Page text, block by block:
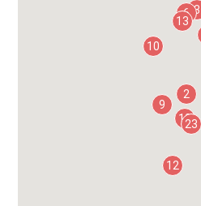
2
3
6
9
10
12
13
1923